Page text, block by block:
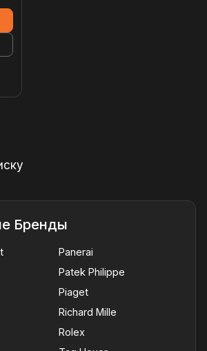
Бренды
Panerai
Patek Philippe
Piaget
Richard Mille
Rolex